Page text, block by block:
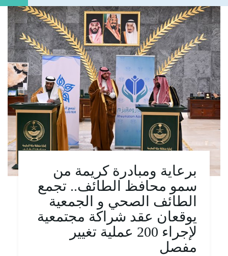
برعاية ومبادرة كريمة من
سمو محافظ الطائف.. تجمع
الطائف الصحي و الجمعية
يوقعان عقد شراكة مجتمعية
لإجراء 200 عملية تغيير
مفصل